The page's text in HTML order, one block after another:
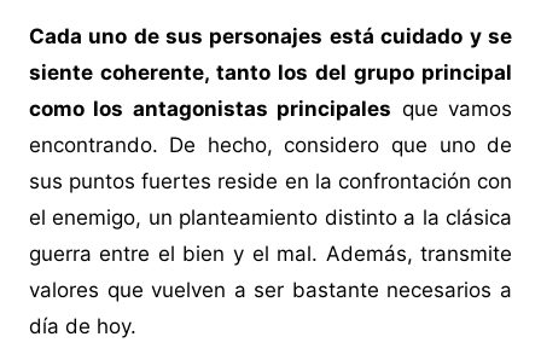
Cada uno de sus personajes está cuidado y se
siente coherente, tanto los del grupo principal
como los antagonistas principales que vamos
encontrando. De hecho, considero que uno de
sus puntos fuertes reside en la confrontación con
el enemigo, un planteamiento distinto a la clásica
guerra entre el bien y el mal. Además, transmite
valores que vuelven a ser bastante necesarios a
día de hoy.